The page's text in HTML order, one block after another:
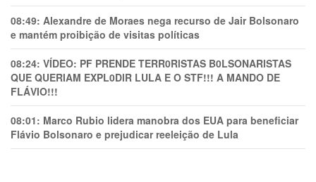
08:49: Alexandre de Moraes nega recurso de Jair Bolsonaro
e mantém proibição de visitas políticas
08:24: VÍDEO: PF PRENDE TERR0RlSTAS B0LSONARlSTAS
QUE QUERIAM EXPL0DlR LULA E O STF!!! A MANDO DE
FLÁVIO!!!
08:01: Marco Rubio lidera manobra dos EUA para beneficiar
Flávio Bolsonaro e prejudicar reeleição de Lula